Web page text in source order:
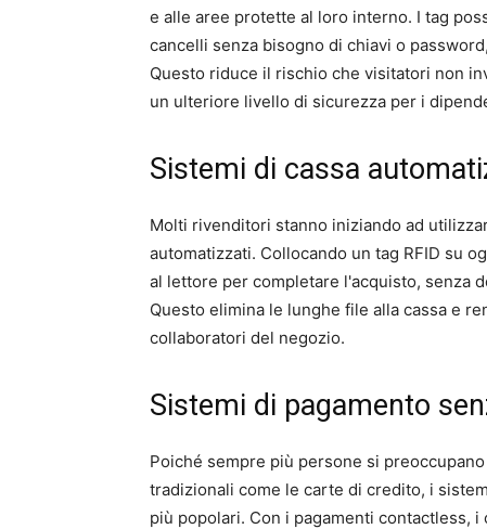
e alle aree protette al loro interno. I tag
cancelli senza bisogno di chiavi o
Questo riduce il rischio che visitatori non
un ulteriore livello di sicurezza per i
Sistemi di cassa
Molti rivenditori stanno iniziando ad
automatizzati. Collocando un tag RFID su
al lettore per completare l'acquisto, senza
Questo elimina le lunghe file alla cassa e
collaboratori del negozio.
Sistemi di pagamento
Poiché sempre più persone si
tradizionali come le carte di credito, i
più popolari. Con i pagamenti contactless,